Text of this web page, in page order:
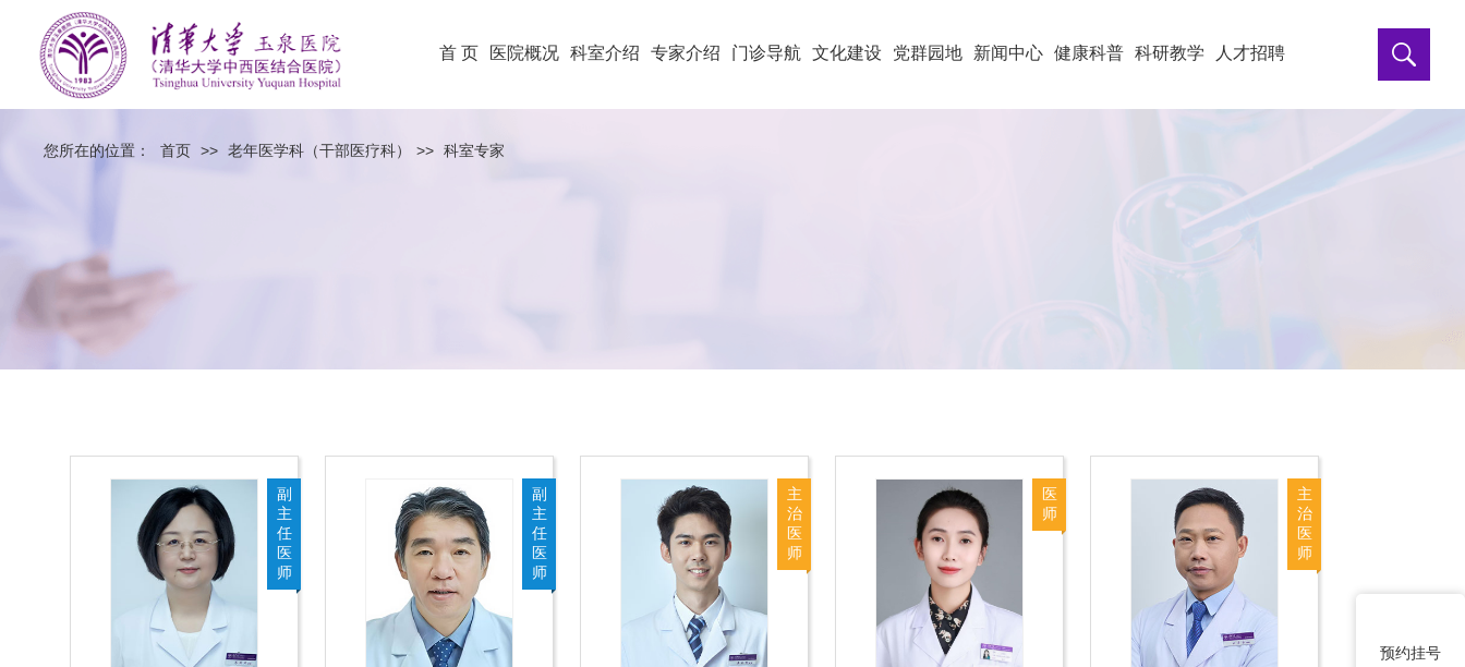
首 页 医院概况 科室介绍 专家介绍 门诊导航 文化建设 党群园地 新闻中心 健康科普 科研教学 人才招聘
您所在的位置： 首页 >> 老年医学科（干部医疗科） >> 科室专家
副
主
任
医
师
副
主
任
医
师
主
治
医
师
医
师
主
治
医
师
预约挂号